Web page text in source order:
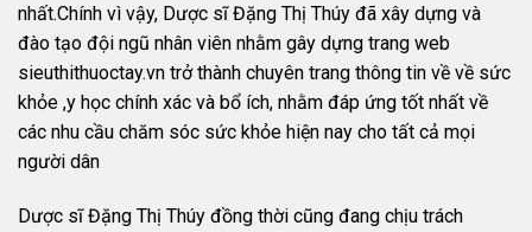
nhất.Chính vì vậy, Dược sĩ Đặng Thị Thúy đã xây dựng và
đào tạo đội ngũ nhân viên nhằm gây dựng trang web
sieuthithuoctay.vn trở thành chuyên trang thông tin về về sức
khỏe ,y học chính xác và bổ ích, nhằm đáp ứng tốt nhất về
các nhu cầu chăm sóc sức khỏe hiện nay cho tất cả mọi
người dân
Dược sĩ Đặng Thị Thúy đồng thời cũng đang chịu trách